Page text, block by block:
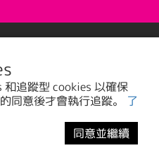
追蹤型 cookies 以確保
同意後才會執行追蹤。 了
同意並繼續
TTV CULTURAL ENTERPRISE, LTD. All
一編號: 20785373